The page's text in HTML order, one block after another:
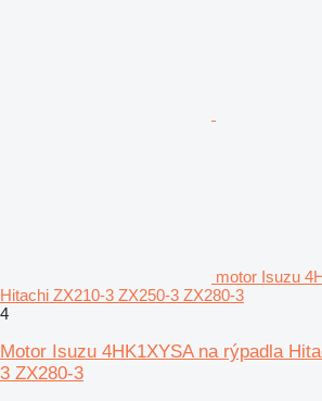
motor Isuzu
Hitachi ZX210-3 ZX250-3 ZX280-3
4
Motor Isuzu 4HK1XYSA na rýpadla
3 ZX280-3